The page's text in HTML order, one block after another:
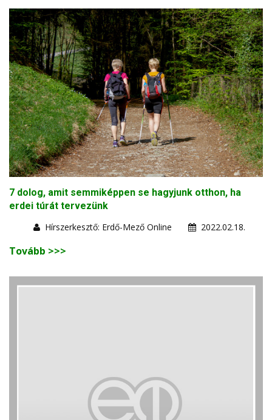
7 dolog, amit semmiképpen se hagyjunk otthon, ha
erdei túrát tervezünk
Hírszerkesztő: Erdő-Mező Online
2022.02.18.
Tovább >>>